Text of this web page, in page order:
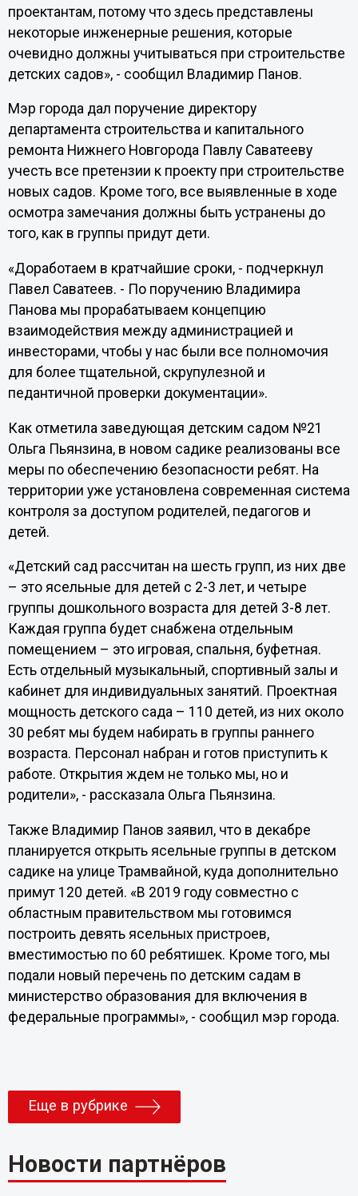
проектантам, потому что здесь представлены
некоторые инженерные решения, которые
очевидно должны учитываться при строительстве
детских садов», - сообщил Владимир Панов.
Мэр города дал поручение директору
департамента строительства и капитального
ремонта Нижнего Новгорода Павлу Саватееву
учесть все претензии к проекту при строительстве
новых садов. Кроме того, все выявленные в ходе
осмотра замечания должны быть устранены до
того, как в группы придут дети.
«Доработаем в кратчайшие сроки, - подчеркнул
Павел Саватеев. - По поручению Владимира
Панова мы прорабатываем концепцию
взаимодействия между администрацией и
инвесторами, чтобы у нас были все полномочия
для более тщательной, скрупулезной и
педантичной проверки документации».
Как отметила заведующая детским садом №21
Ольга Пьянзина, в новом садике реализованы все
меры по обеспечению безопасности ребят. На
территории уже установлена современная система
контроля за доступом родителей, педагогов и
детей.
«Детский сад рассчитан на шесть групп, из них две
– это ясельные для детей с 2-3 лет, и четыре
группы дошкольного возраста для детей 3-8 лет.
Каждая группа будет снабжена отдельным
помещением – это игровая, спальня, буфетная.
Есть отдельный музыкальный, спортивный залы и
кабинет для индивидуальных занятий. Проектная
мощность детского сада – 110 детей, из них около
30 ребят мы будем набирать в группы раннего
возраста. Персонал набран и готов приступить к
работе. Открытия ждем не только мы, но и
родители», - рассказала Ольга Пьянзина.
Также Владимир Панов заявил, что в декабре
планируется открыть ясельные группы в детском
садике на улице Трамвайной, куда дополнительно
примут 120 детей. «В 2019 году совместно с
областным правительством мы готовимся
построить девять ясельных пристроев,
вместимостью по 60 ребятишек. Кроме того, мы
подали новый перечень по детским садам в
министерство образования для включения в
федеральные программы», - сообщил мэр города.
Еще в рубрике
Новости партнёров